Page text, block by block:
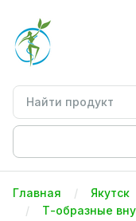
Главная
Якутск
Т-образные